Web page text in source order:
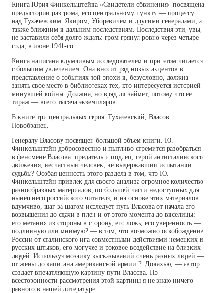
Книга Юрия Финкельштейна «Свидетели обвинения» посвящена
предыстории разгрома, его центральному пункту — процессу
над Тухачевским, Якиром, Уборевичем и другими генералами, а
также ближним и дальним последствиям. Последствия эти, увы,
не заставили себя долго ждать: гром грянул ровно через четыре
года, в июне 1941-го.
Книга написана вдумчивым исследователем и при этом читается
с большим увлечением. Она вносит ряд новых акцентов в
представление о событиях той эпохи и, безусловно, должна
занять свое место в библиотеках тех, кто интересуется историей
минувшей войны. Должна, но вряд ли займет, потому что ее
тираж — всего тысяча экземпляров.
В книге три центральных героя: Тухачевский, Власов,
Новобранец.
Генералу Власову посвящен большой объем книги. Ю.
Финкельштейн добросовестно и пытливо стремится разобраться
в феномене Власова: предатель и подлец, герой антисталинского
движения, несчастный человек, не выдержавший испытаний
судьбы? Особая ценность этого раздела в том, что Ю.
Финкельштейн привлек для своего анализа огромное количество
разнообразных материалов, по большей части недоступных для
нынешнего российского читателя, и на основе этих материалов
вдумчиво, шаг за шагом исследует путь Власова от начала его
возвышения до сдачи в плен и от этого момента до виселицы:
его метания из стороны в сторону, его ложь, его уверенность —
подлинную или мнимую? — в том, что возможно освобождение
России от сталинского ига совместными действиями немецких и
русских штыков, его могучее и роковое воздействие на близких
людей. Используя мозаику высказываний очень разных людей —
от жены до капитана американской армии Р. Донахью, — автор
создает впечатляющую картину пути Власова. По
всесторонности рассмотрения этой картины я не знаю ничего
равного в нашей литературе.